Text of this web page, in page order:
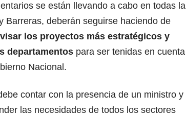
se están llevando a cabo en todas la
Barreras, deberán seguirse haciendo de
los proyectos más estratégicos y
departamentos para ser tenidas en cuenta
Nacional.
contar con la presencia de un ministro y
las necesidades de todos los sectores